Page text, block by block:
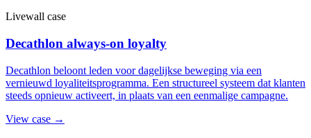
Livewall case
Decathlon always-on loyalty
Decathlon beloont leden voor dagelijkse beweging via een
vernieuwd loyaliteitsprogramma. Een structureel systeem dat klanten
steeds opnieuw activeert, in plaats van een eenmalige campagne.
View case →